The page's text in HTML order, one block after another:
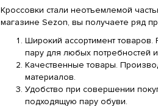
Кроссовки стали неотъемлемой
магазине Sezon, вы получаете ряд
Широкий ассортимент
пару для любых потребностей
Качественные товары.
материалов.
Удобство при совершении
подходящую пару обуви.